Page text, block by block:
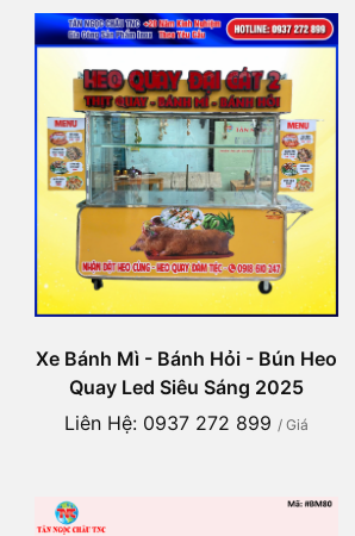
Xe Bánh Mì - Bánh Hỏi - Bún Heo
Quay Led Siêu Sáng 2025
Liên Hệ: 0937 272 899 / Giá